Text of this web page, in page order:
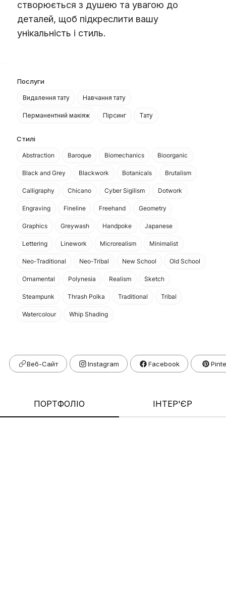
створюється з душею та увагою до
деталей, щоб підкреслити вашу
унікальність і стиль.
Послуги
Видалення тату Навчання тату
Перманентний макіяж Пірсинг Тату
Стилі
Abstraction Baroque Biomechanics Bioorganic
Black and Grey Blackwork Botanicals Brutalism
Calligraphy Chicano Cyber Sigilism Dotwork
Engraving Fineline Freehand Geometry
Graphics Greywash Handpoke Japanese
Lettering Linework Microrealism Minimalist
Neo-Traditional Neo-Tribal New School Old School
Ornamental Polynesia Realism Sketch
Steampunk Thrash Polka Traditional Tribal
Watercolour Whip Shading
Веб-Сайт Facebook
ПОРТФОЛІО ІНТЕР'ЄР